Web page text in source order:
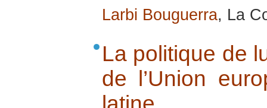
Larbi Bouguerra, La
La politique de
de l’Union